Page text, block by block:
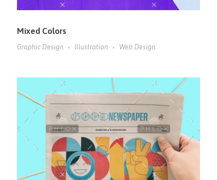
Mixed Colors
Graphic Design Illustration Web Design